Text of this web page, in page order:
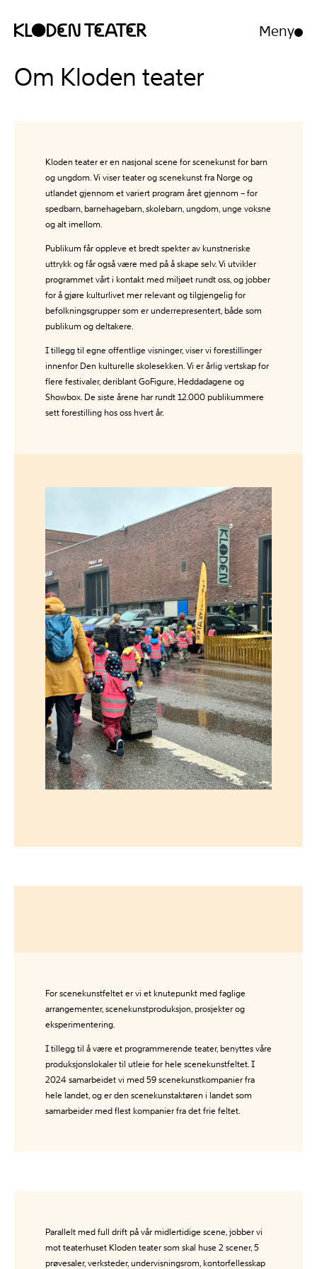
Hopp
innhold
Hopp
navigasjon
Meny
Åpne/
Om Kloden teater
Kloden teater er en nasjonal scene for scenekunst for barn
og ungdom. Vi viser teater og scenekunst fra Norge og
utlandet gjennom et variert program året gjennom – for
spedbarn, barnehagebarn, skolebarn, ungdom, unge voksne
og alt imellom.
Publikum får oppleve et bredt spekter av kunstneriske
uttrykk og får også være med på å skape selv. Vi utvikler
programmet vårt i kontakt med miljøet rundt oss, og jobber
for å gjøre kulturlivet mer relevant og tilgjengelig for
befolkningsgrupper som er underrepresentert, både som
publikum og deltakere.
I tillegg til egne offentlige visninger, viser vi forestillinger
innenfor Den kulturelle skolesekken. Vi er årlig vertskap for
flere festivaler, deriblant GoFigure, Heddadagene og
Showbox. De siste årene har rundt 12.000 publikummere
sett forestilling hos oss hvert år.
For scenekunstfeltet er vi et knutepunkt med faglige
arrangementer, scenekunstproduksjon, prosjekter og
eksperimentering.
I tillegg til å være et programmerende teater, benyttes våre
produksjonslokaler til utleie for hele scenekunstfeltet. I
2024 samarbeidet vi med 59 scenekunstkompanier fra
hele landet, og er den scenekunstaktøren i landet som
samarbeider med flest kompanier fra det frie feltet.
Parallelt med full drift på vår midlertidige scene, jobber vi
mot teaterhuset Kloden teater som skal huse 2 scener, 5
prøvesaler, verksteder, undervisningsrom, kontorfellesskap